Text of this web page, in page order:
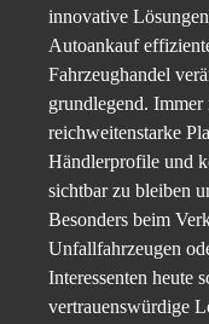
innovative
Autoankauf
Fahrzeughandel
grundlegend. Immer
reichweitenstarke
Händlerprofile und
sichtbar zu bleiben
Besonders beim
Unfallfahrzeugen
Interessenten heute
vertrauenswürdige